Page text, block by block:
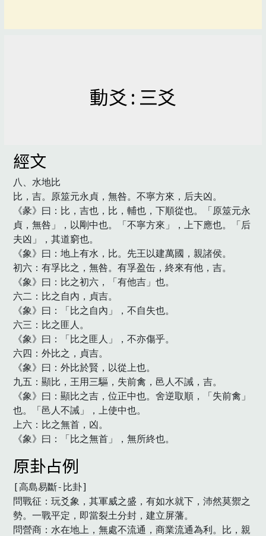
動爻 : 三爻
經文
八、水地比
比，吉。原筮元永貞，無咎。不寧方來，后夫凶。
《彖》曰：比，吉也，比，輔也，下順從也。「原筮元永
貞，無咎」，以剛中也。「不寧方來」，上下應也。「后
夫凶」，其道窮也。
《象》曰：地上有水，比。先王以建萬國，親諸侯。
初六：有孚比之，無咎。有孚盈缶，終來有他，吉。
《象》曰：比之初六，「有他吉」也。
六二：比之自內，貞吉。
《象》曰：「比之自內」，不自失也。
六三：比之匪人。
《象》曰：「比之匪人」，不亦傷乎。
六四：外比之，貞吉。
《象》曰：外比於賢，以從上也。
九五：顯比，王用三驅，失前禽，邑人不誡，吉。
《象》曰：顯比之吉，位正中也。舍逆取順，「失前禽」
也。「邑人不誡」，上使中也。
上六：比之無首，凶。
《象》曰：「比之無首」，無所終也。
原卦占例
[高島易斷-比卦]
問戰征：玩爻象，其軍威之盛，有如水就下，沛然莫禦之
勢。一戰平定，即當裂土分封，建立屏藩。
問營商：水在地上，無處不流通，商業流通為利。比，親